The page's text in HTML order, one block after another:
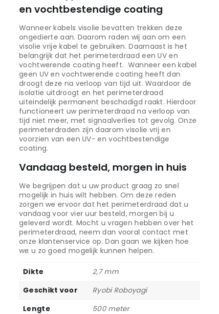
en vochtbestendige coating
Wanneer kabels visolie bevatten trekken deze
ongedierte aan. Daarom raden wij aan om een
visolie vrije kabel te gebruiken. Daarnaast is het
belangrijk dat het perimeterdraad een UV en
vochtwerende coating heeft. Wanneer een kabel
geen UV en vochtwerende coating heeft dan
droogt deze na verloop van tijd uit. Waardoor de
isolatie uitdroogt en het perimeterdraad
uiteindelijk permanent beschadigd raakt. Hierdoor
functioneert uw perimeterdraad na verloop van
tijd niet meer, met signaalverlies tot gevolg. Onze
perimeterdraden zijn daarom visolie vrij en
voorzien van een UV- en vochtbestendige
coating.
Vandaag besteld, morgen in huis
We begrijpen dat u uw product graag zo snel
mogelijk in huis wilt hebben. Om deze reden
zorgen we ervoor dat het perimeterdraad dat u
vandaag voor vier uur besteld, morgen bij u
geleverd wordt. Mocht u vragen hebben over het
perimeterdraad, neem dan vooral contact met
onze klantenservice op. Dan gaan we kijken hoe
we u zo goed mogelijk kunnen helpen.
Dikte
2,7 mm
Geschikt voor
Ryobi Roboyagi
Lengte
500 meter